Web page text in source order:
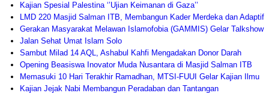
Kajian Spesial Palestina ‘’Ujian Keimanan di Gaza’’
LMD 220 Masjid Salman ITB, Membangun Kader Merdeka dan Adaptif
Gerakan Masyarakat Melawan Islamofobia (GAMMIS) Gelar Talkshow
Jalan Sehat Umat Islam Solo
Sambut Milad 14 AQL, Ashabul Kahfi Mengadakan Donor Darah
Opening Beasiswa Inovator Muda Nusantara di Masjid Salman ITB
Memasuki 10 Hari Terakhir Ramadhan, MTSI-FUUI Gelar Kajian Ilmu
Kajian Jejak Nabi Membangun Peradaban dan Tantangan